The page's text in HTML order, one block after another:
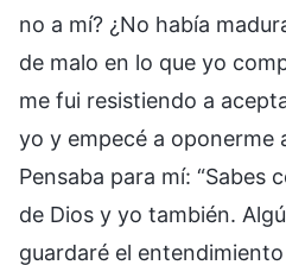
no a mí? ¿No había
de malo en lo que yo
me fui resistiendo a
yo y empecé a oponerme
Pensaba para mí: “Sabes
de Dios y yo también.
guardaré el